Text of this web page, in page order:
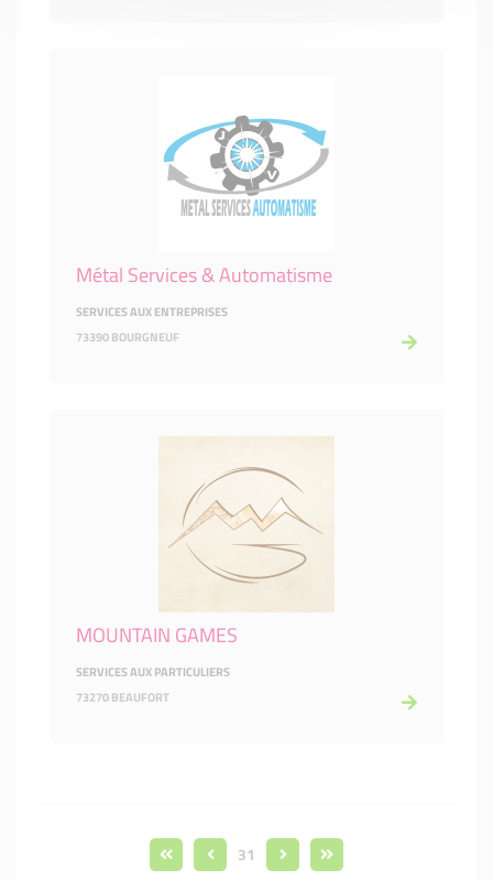
Métal Services & Automatisme
SERVICES AUX ENTREPRISES
73390 BOURGNEUF
MOUNTAIN GAMES
SERVICES AUX PARTICULIERS
73270 BEAUFORT
31